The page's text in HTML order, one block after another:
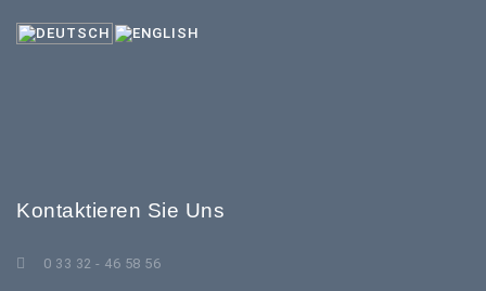
Kontaktieren Sie Uns
0 33 32 - 46 58 56